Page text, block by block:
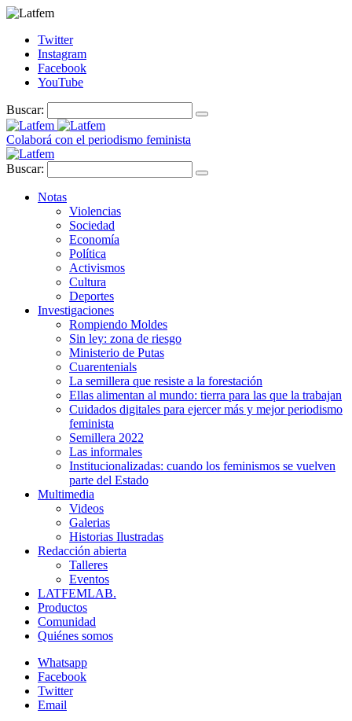
Twitter
Instagram
Facebook
YouTube
Buscar:
Colaborá con el periodismo feminista
Buscar:
Notas
Violencias
Sociedad
Economía
Política
Activismos
Cultura
Deportes
Investigaciones
Rompiendo Moldes
Sin ley: zona de riesgo
Ministerio de Putas
Cuarentenials
La semillera que resiste a la forestación
Ellas alimentan al mundo: tierra para las que la trabajan
Cuidados digitales para ejercer más y mejor periodismo
feminista
Semillera 2022
Las informales
Institucionalizadas: cuando los feminismos se vuelven
parte del Estado
Multimedia
Videos
Galerias
Historias Ilustradas
Redacción abierta
Talleres
Eventos
LATFEMLAB.
Productos
Comunidad
Quiénes somos
Whatsapp
Facebook
Twitter
Email